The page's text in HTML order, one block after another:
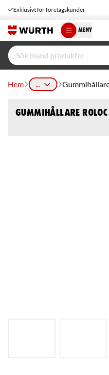
Exklusivt för företagskunder
MENY
Hem ...
Gummihållare roloc